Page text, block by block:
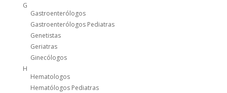
G
Gastroenterólogos
Gastroenterólogos Pediatras
Genetistas
Geriatras
Ginecólogos
H
Hematologos
Hematólogos Pediatras